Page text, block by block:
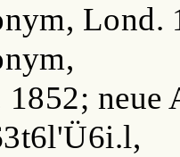
1852;